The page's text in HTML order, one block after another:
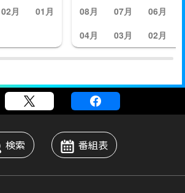
02月 01月
08月
07月 06月
04月
03月 02月
検索 番組表